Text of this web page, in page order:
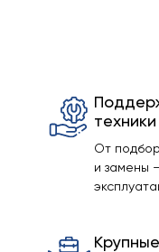
техники
От
и замены